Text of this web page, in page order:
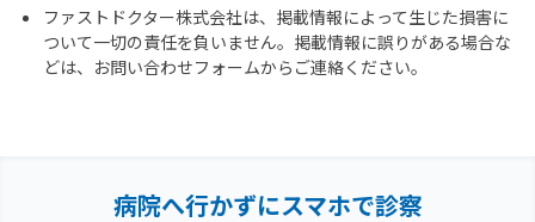
ファストドクター株式会社は、掲載情報によって生じた損害に
ついて一切の責任を負いません。掲載情報に誤りがある場合な
どは、お問い合わせフォームからご連絡ください。
病院へ行かずにスマホで診察